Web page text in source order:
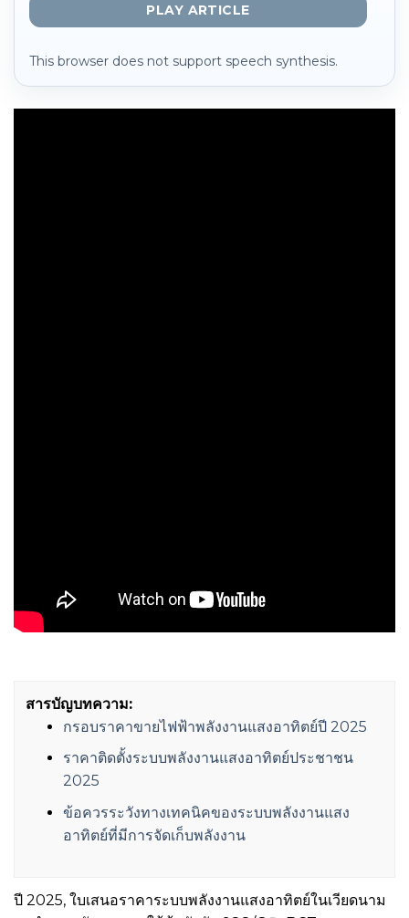
PLAY ARTICLE
This browser does not support speech synthesis.
สารบัญบทความ:
กรอบราคาขายไฟฟ้าพลังงานแสงอาทิตย์ปี 2025
ราคาติดตั้งระบบพลังงานแสงอาทิตย์ประชาชน
2025
ข้อควรระวังทางเทคนิคของระบบพลังงานแสง
อาทิตย์ที่มีการจัดเก็บพลังงาน
ปี 2025, ใบเสนอราคาระบบพลังงานแสงอาทิตย์ในเวียดนาม